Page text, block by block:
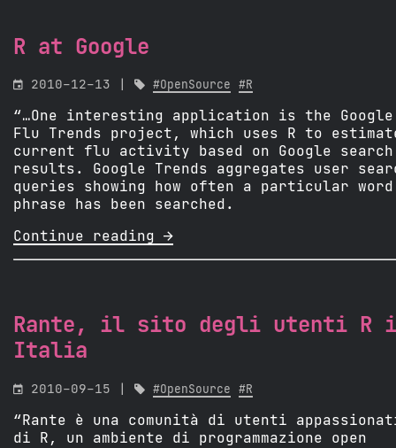
R at Google
 2010-12-13 |  #OpenSource #R
“…One interesting application is the Google
Flu Trends project, which uses R to
current flu activity based on Google search
results. Google Trends aggregates user
queries showing how often a particular
phrase has been searched.
Continue reading 
Rante, il sito degli utenti R
Italia
 2010-09-15 |  #OpenSource #R
“Rante è una comunità di utenti
di R, un ambiente di programmazione open